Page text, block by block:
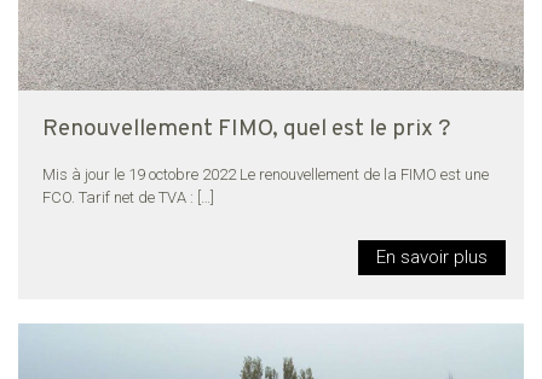
Renouvellement FIMO, quel est le prix ?
Mis à jour le 19 octobre 2022 Le renouvellement de la FIMO est une
FCO. Tarif net de TVA : […]
En savoir plus